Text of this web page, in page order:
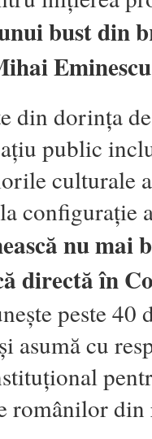
bust din
din dorința
public
culturale
configurație
nu mai
directă în
peste 40
asumă cu
românilor din